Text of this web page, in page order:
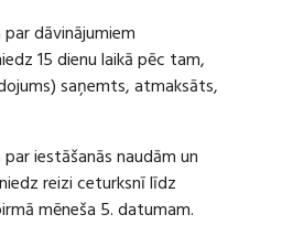
dāvinājumiem
15 dienu laikā pēc tam,
saņemts, atmaksāts,
iestāšanās naudām un
reizi ceturksnī līdz
mēneša 5. datumam.